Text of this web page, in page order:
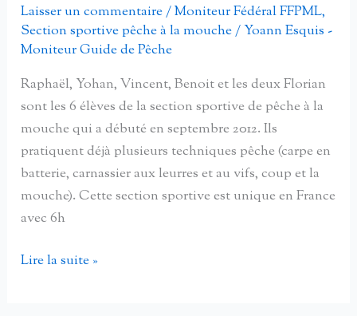
:
Le
Cantal,
des
pêcheurs
?
Laisser un commentaire/Moniteur Fédéral FFPML,
Section sportive pêche à la mouche/Yoann Esquis -
Moniteur Guide de Pêche
Raphaël, Yohan, Vincent, Benoit et les deux Florian
sont les 6 élèves de la section sportive de pêche à la
mouche qui a débuté en septembre 2012. Ils
pratiquent déjà plusieurs techniques pêche (carpe en
batterie, carnassier aux leurres et au vifs, coup et la
mouche). Cette section sportive est unique en France
avec 6h
Section
Lire la suite »